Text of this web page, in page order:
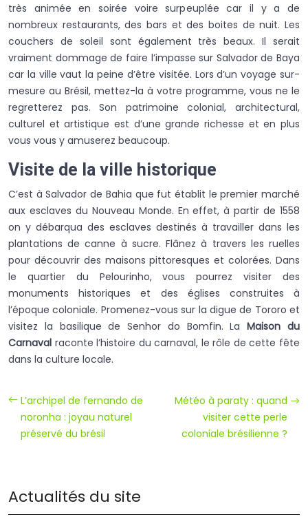
très animée en soirée voire surpeuplée car il y a de
nombreux restaurants, des bars et des boites de nuit. Les
couchers de soleil sont également très beaux. Il serait
vraiment dommage de faire l’impasse sur Salvador de Baya
car la ville vaut la peine d’être visitée. Lors d’un voyage sur-
mesure au Brésil, mettez-la à votre programme, vous ne le
regretterez pas. Son patrimoine colonial, architectural,
culturel et artistique est d’une grande richesse et en plus
vous vous y amuserez beaucoup.
Visite de la ville historique
C’est à Salvador de Bahia que fut établit le premier marché
aux esclaves du Nouveau Monde. En effet, à partir de 1558
on y débarqua des esclaves destinés à travailler dans les
plantations de canne à sucre. Flânez à travers les ruelles
pour découvrir des maisons pittoresques et colorées. Dans
le quartier du Pelourinho, vous pourrez visiter des
monuments historiques et des églises construites à
l’époque coloniale. Promenez-vous sur la digue de Tororo et
visitez la basilique de Senhor do Bomfin. LaMaison du
Carnaval raconte l’histoire du carnaval, le rôle de cette fête
dans la culture locale.
L’archipel de fernando de
noronha : joyau naturel
préservé du brésil
Météo à paraty : quand
visiter cette perle
coloniale brésilienne ?
Actualités du site